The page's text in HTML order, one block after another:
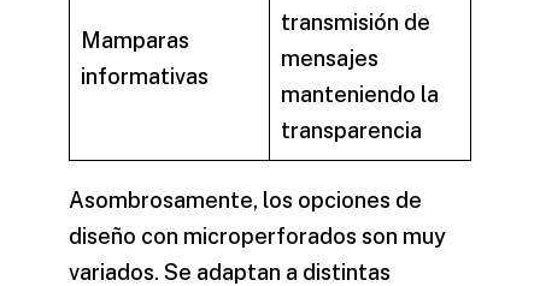
Mamparas
informativas
transmisión de
mensajes
manteniendo la
transparencia
Asombrosamente, los opciones de
diseño con microperforados son muy
variados. Se adaptan a distintas